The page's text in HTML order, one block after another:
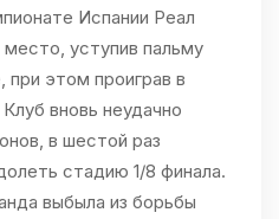
Испании Реал
уступив пальму
при этом проиграв в
вновь неудачно
в шестой раз
стадию 1/8 финала.
выбыла из борьбы